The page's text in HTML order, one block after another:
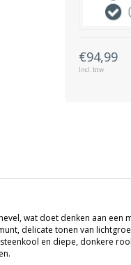
€94,99
Incl. btw
wat doet denken aan een
delicate tonen van
en diepe, donkere